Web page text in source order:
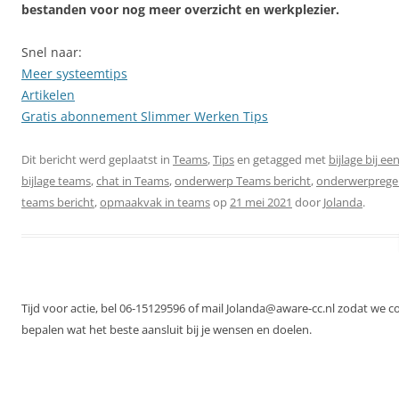
bestanden voor nog meer overzicht en werkplezier.
Snel naar:
Meer systeemtips
Artikelen
Gratis abonnement Slimmer Werken Tips
Dit bericht werd geplaatst in Teams,Tipsen getagged met bijlage bij
bijlage teams,chat in Teams,onderwerp Teams bericht,
teams bericht,opmaakvak in teamsop21 mei 2021 door Jolanda.
Tijd voor actie, bel 06-15129596 of mail Jolanda@aware-cc.nl zodat we
bepalen wat het beste aansluit bij je wensen en doelen.